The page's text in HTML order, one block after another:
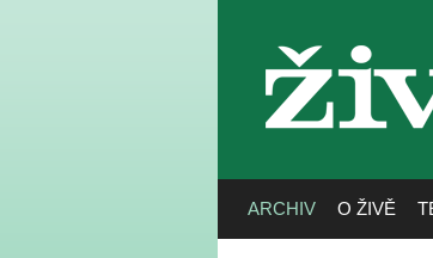
živa
ARCHIV O ŽIVĚ